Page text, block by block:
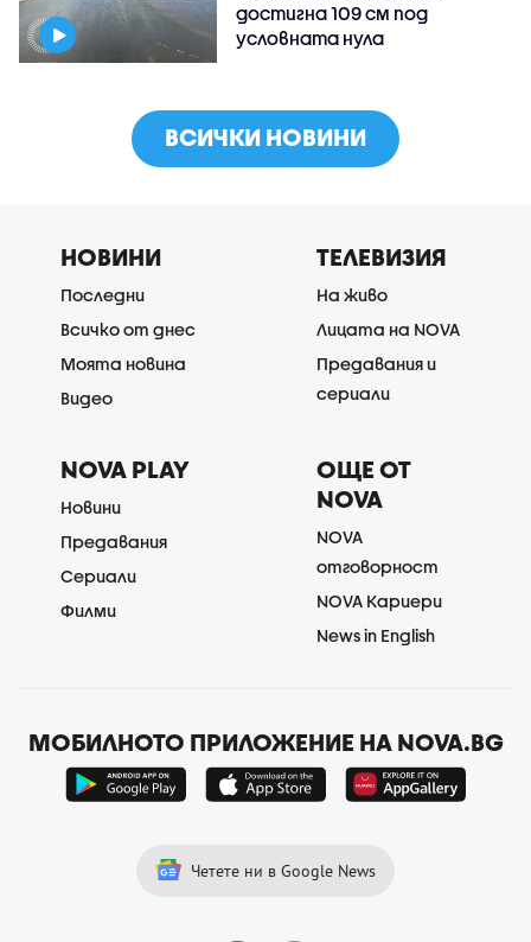
достигна 109 см под
условната нула
ВСИЧКИ НОВИНИ
НОВИНИ
Последни
Всичко от днес
Моята новина
Видео
ТЕЛЕВИЗИЯ
На живо
Лицата на NOVA
Предавания и
сериали
NOVA PLAY
Новини
Предавания
Сериали
Филми
ОЩЕ ОТ
NOVA
NOVA
отговорност
NOVA Кариери
News in English
МОБИЛНОТО ПРИЛОЖЕНИЕ НА NOVA.BG
Четете ни в Google News